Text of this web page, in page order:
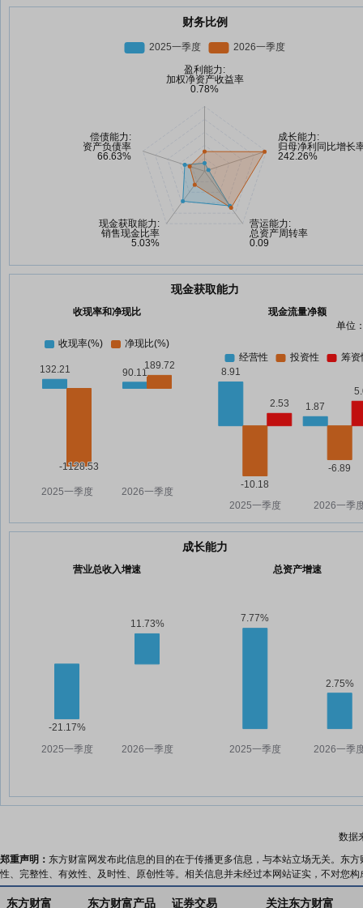
财务比例
现金获取能力
收现率和净现比
现金流量净额
单位
成长能力
营业总收入增速 总资产增速
数据
郑重声明： 东方财富网发布此信息的目的在于传播更多信息，与本站立场无关。东
性、完整性、有效性、及时性、原创性等。相关信息并未经过本网站证实，不对您
东方财富 东方财富产品 证券交易 关注东方财富